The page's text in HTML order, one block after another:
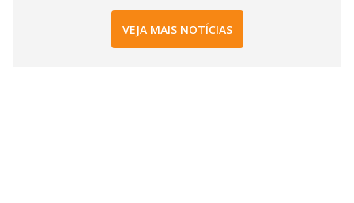
VEJA MAIS NOTÍCIAS